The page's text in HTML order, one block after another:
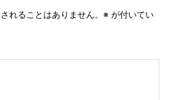
れることはありません。 ※ が付いてい